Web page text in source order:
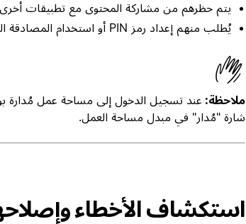
يتم حظرهم من مشاركة المحتوى مع تطبيقات أخرى
يُطلب منهم إعداد رمز PIN أو استخدام المصادقة البيومترية للوصول
ملاحظة:
شارة "مُدار" في مبدل مساحة العمل.
استكشاف الأخطاء